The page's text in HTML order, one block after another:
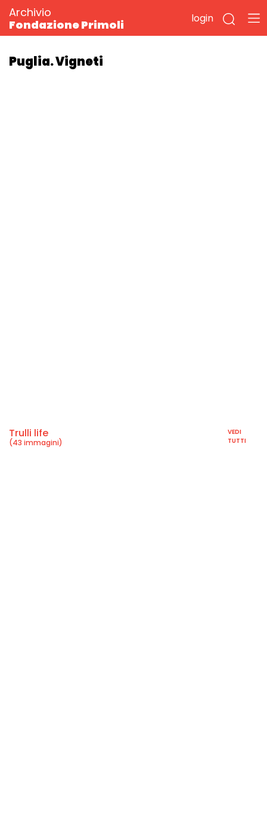
Archivio
Fondazione Primoli
login
Puglia. Vigneti
Trulli life
(43 immagini)
VEDI
TUTTI